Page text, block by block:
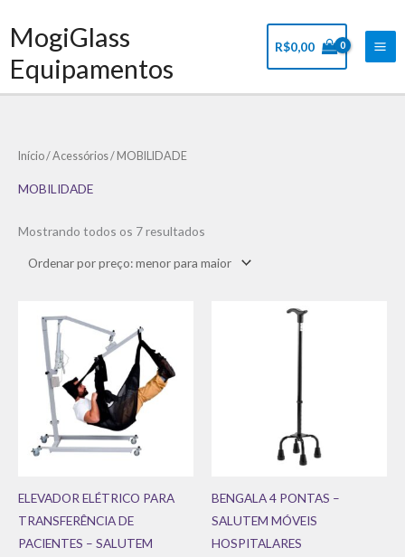
para
conteúdo
MogiGlass
Equipamentos
R$0,00
Início/Acessórios/ MOBILIDADE
MOBILIDADE
Mostrando todos os 7 resultados
ELEVADOR ELÉTRICO PARA
TRANSFERÊNCIA DE
PACIENTES – SALUTEM
BENGALA 4 PONTAS –
SALUTEM MÓVEIS
HOSPITALARES